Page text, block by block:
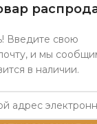
Введите свою
и мы
в наличии.